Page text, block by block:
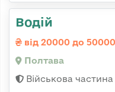
Водій
від 20000 до
Полтава
Військова частина